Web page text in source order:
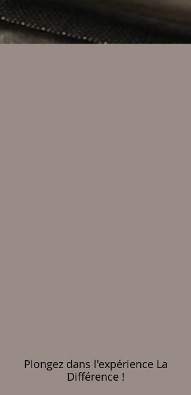
Plongez dans l'expérience La
Différence !